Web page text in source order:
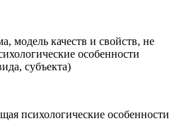
модель качеств и свойств, не
особенности
субъекта)
психологические особенности